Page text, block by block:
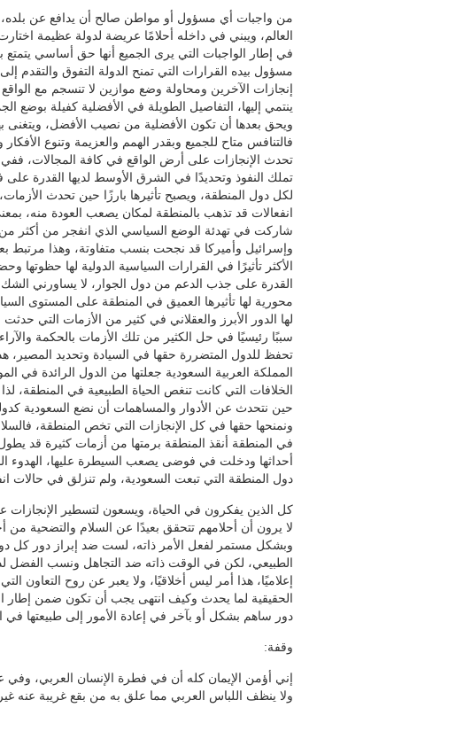
من واجبات أي مسؤول أو مواطن صالح أن يدافع عن
العالم، ويبني في داخله أحلامًا عريضة لدولة عظيمة
في إطار الواجبات التي يرى الجميع أنها حق أساسي
مسؤول بيده القرارات التي تمنح الدولة التفوق والتقدم
إنجازات الآخرين ومحاولة وضع موازين لا تنسجم مع
ينتمي إليها، التفاصيل الطويلة في الأفضلية كفيلة بوضع
ويحق بعدها أن تكون الأفضلية من نصيب الأفضل، ويتغنى
فالتنافس متاح للجميع وبقدر الهمم والعزيمة وتنوع الأفكار
تحدث الإنجازات على أرض الواقع في كافة المجالات، ففي
تملك النفوذ وتحديدًا في الشرق الأوسط لديها القدرة
لكل دول المنطقة، ويصبح تأثيرها بارزًا حين تحدث
انفعالات قد تذهب بالمنطقة لمكان يصعب العودة منه،
شاركت في تهدئة الوضع السياسي الذي انفجر من أكثر
وإسرائيل وأميركا قد نجحت بنسب متفاوتة، وهذا مرتبط
الأكثر تأثيرًا في القرارات السياسية الدولية لها حظوتها
القدرة على جذب الدعم من دول الجوار، لا يساورني الشك
محورية لها تأثيرها العميق في المنطقة على المستوى
لها الدور الأبرز والعقلاني في كثير من الأزمات التي
سببًا رئيسيًا في حل الكثير من تلك الأزمات بالحكمة
تحفظ للدول المتضررة حقها في السيادة وتحديد المصير،
المملكة العربية السعودية جعلتها من الدول الرائدة في
الخلافات التي كانت تنغص الحياة الطبيعية في المنطقة،
حين نتحدث عن الأدوار والمساهمات أن نضع السعودية
ونمنحها حقها في كل الإنجازات التي تخص المنطقة،
في المنطقة أنقذ المنطقة برمتها من أزمات كثيرة قد
أحداثها ودخلت في فوضى يصعب السيطرة عليها، الهدوء
دول المنطقة التي تبعت السعودية، ولم تنزلق في حالات
كل الذين يفكرون في الحياة، ويسعون لتسطير الإنجازات
لا يرون أن أحلامهم تتحقق بعيدًا عن السلام والتضحية من
وبشكل مستمر لفعل الأمر ذاته، لست ضد إبراز دور كل
الطبيعي، لكن في الوقت ذاته ضد التجاهل ونسب
إعلاميًا، هذا أمر ليس أخلاقيًا، ولا يعبر عن روح التعاون
الحقيقية لما يحدث وكيف انتهى يجب أن تكون ضمن إطار
دور ساهم بشكل أو بآخر في إعادة الأمور إلى طبيعتها في
وقفة:
إني أؤمن الإيمان كله أن في فطرة الإنسان العربي، وفي
ولا ينظف اللباس العربي مما علق به من بقع غريبة عنه